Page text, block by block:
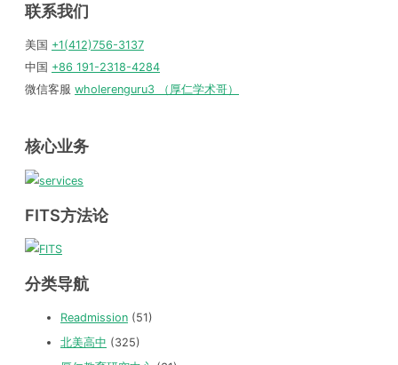
联系我们
美国 +1(412)756-3137
中国 +86 191-2318-4284
微信客服 wholerenguru3 （厚仁学术哥）
核心业务
FITS方法论
分类导航
Readmission (51)
北美高中 (325)